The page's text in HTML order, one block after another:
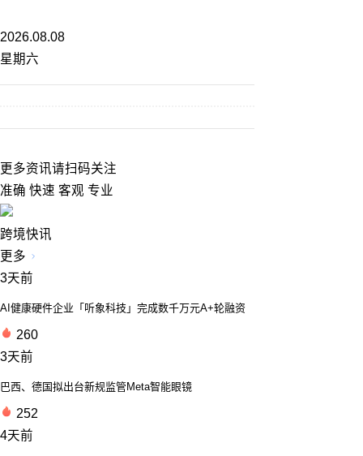
2026.08.08
星期六
更多资讯请扫码关注
准确 快速 客观 专业
跨境快讯
更多
3天前
AI健康硬件企业「听象科技」完成数千万元A+轮融资
260
3天前
巴西、德国拟出台新规监管Meta智能眼镜
252
4天前